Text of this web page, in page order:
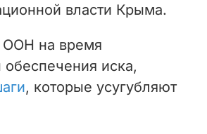
власти Крыма.
ООН на время
иска,
, которые усугубляют